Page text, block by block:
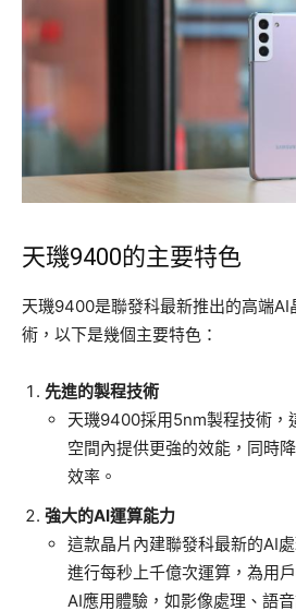
天璣9400的主要特色
天璣9400是聯發科最新推出的高端AI
術，以下是幾個主要特色：
先進的製程技術
天璣9400採用5nm製程技術，
空間內提供更強的效能，同時
效率。
強大的AI運算能力
這款晶片內建聯發科最新的AI
進行每秒上千億次運算，為用
AI應用體驗，如影像處理、語音